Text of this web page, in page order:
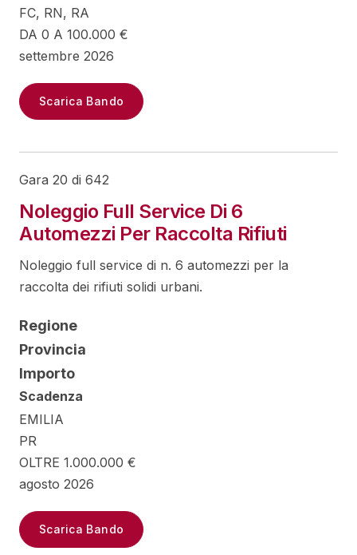
FC, RN, RA
DA 0 A 100.000 €
settembre 2026
Scarica Bando
Gara 20 di 642
Noleggio Full Service Di 6
Automezzi Per Raccolta Rifiuti
Noleggio full service di n. 6 automezzi per la
raccolta dei rifiuti solidi urbani.
Regione
Provincia
Importo
Scadenza
EMILIA
PR
OLTRE 1.000.000 €
agosto 2026
Scarica Bando